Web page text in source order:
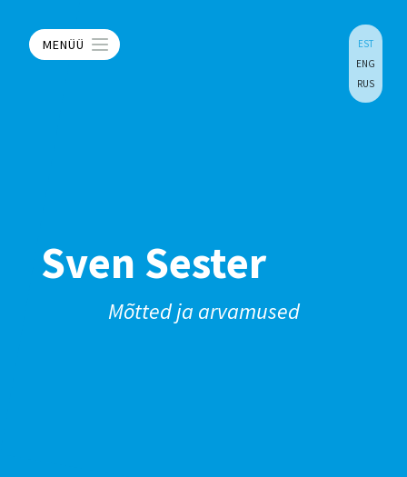
MENÜÜ
EST
ENG
RUS
Sven Sester
Mõtted ja arvamused